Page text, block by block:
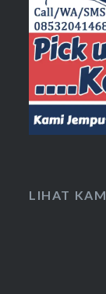
LIHAT